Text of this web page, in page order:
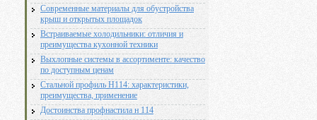
Современные материалы для обустройства
крыш и открытых площадок
Встраиваемые холодильники: отличия и
преимущества кухонной техники
Выхлопные системы в ассортименте: качество
по доступным ценам
Стальной профиль Н114: характеристики,
преимущества, применение
Достоинства профнастила н 114